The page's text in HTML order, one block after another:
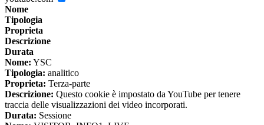
Nome
Tipologia
Proprieta
Descrizione
Durata
Nome: YSC
Tipologia: analitico
Proprieta: Terza-parte
Descrizione: Questo cookie è impostato da YouTube per tenere
traccia delle visualizzazioni dei video incorporati.
Durata: Sessione